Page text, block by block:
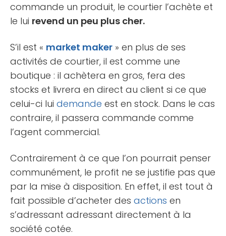
commande un produit, le courtier l’achète et
le lui revend un peu plus cher.
S’il est « market maker » en plus de ses
activités de courtier, il est comme une
boutique : il achètera en gros, fera des
stocks et livrera en direct au client si ce que
celui-ci lui demande est en stock. Dans le cas
contraire, il passera commande comme
l’agent commercial.
Contrairement à ce que l’on pourrait penser
communément, le profit ne se justifie pas que
par la mise à disposition. En effet, il est tout à
fait possible d’acheter des actions en
s’adressant adressant directement à la
société cotée.